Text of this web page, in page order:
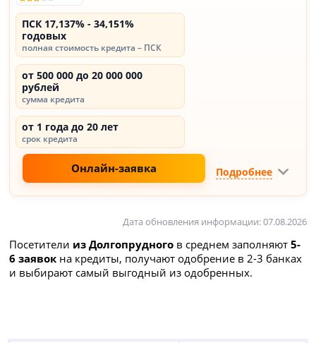
ПСК 17,137% - 34,151%
годовых
полная стоимость кредита – ПСК
от 500 000 до 20 000 000
рублей
сумма кредита
от 1 года до 20 лет
срок кредита
Онлайн-заявка Подробнее
Дата обновления информации: 07.08.2026
Посетители из Долгопрудного в среднем заполняют5-
6 заявок на кредиты, получают одобрение в 2-3 банках
и выбирают самый выгодный из одобренных.